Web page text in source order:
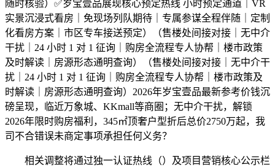
随时核验）✅岁宝壹品展现核心预定热线 小时预定通道｜VR
实景沉浸式看房｜免现场列队期待｜专属参谋全程伴随｜定制
化看房方案｜市区专车接送预定）（售楼处间接对接｜无中介
干扰｜24 小时 1 对 1 征询｜购房全流程专人协帮｜楼市政策
及时解读｜房源形态通明查询）（售楼处间接对接｜无中介干
扰｜24 小时 1 对 1 征询｜购房全流程专人协帮｜楼市政策及
时解读｜房源形态通明查询）2026年岁宝壹品最新参考价钱沉
磅呈现，临近万象城、KKmall等商圈；无中介干扰，解锁
2026年限时购房福利，345㎡顶奢户型折后总价2750万起，我
司不合错误未商定事项承担任何义务？
相关调整将通过独一认证热线（）及项目营销核心公示栏